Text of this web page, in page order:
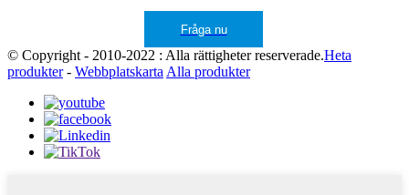
Fråga nu
© Copyright - 2010-2022 : Alla rättigheter reserverade.Heta
produkter- Webbplatskarta Alla produkter